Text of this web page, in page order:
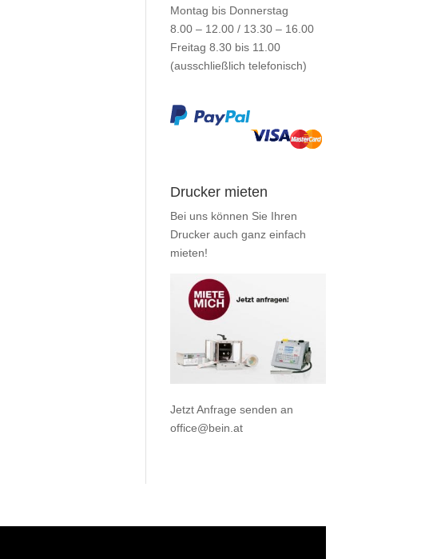
Montag bis Donnerstag
8.00 – 12.00 / 13.30 – 16.00
Freitag 8.30 bis 11.00
(ausschließlich telefonisch)
Drucker mieten
Bei uns können Sie Ihren
Drucker auch ganz einfach
mieten!
Jetzt Anfrage senden an
office@bein.at